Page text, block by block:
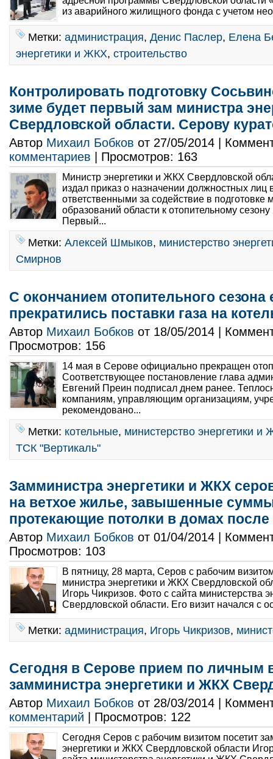
из аварийного жилищного фонда с учетом
Метки: администрация, Денис Паслер, Елена
энергетики и ЖКХ, строительство
Контролировать подготовку
зиме будет первый зам министра
Свердловской области. Серову
Автор Михаил Бобков от 27/05/2014 |
комментариев | Просмотров: 163
Министр энергетики и ЖКХ Свердловской
издал приказ о назначении должностных лиц
ответственными за содействие в подготовке
образований области к отопительному
Первый...
Метки: Алексей Шмыков, министерство
Смирнов
С окончанием отопительного сезона
прекратилиcь поставки газа на
Автор Михаил Бобков от 18/05/2014 |
Просмотров: 156
14 мая в Серове официально прекращен
Соответствующее постановление глава
Евгений Преин подписал днем ранее.
компаниям, управляющим организациям,
рекомендовано...
Метки: котельные, министерство энергетики и
ТСК "Вертикаль"
Замминистра энергетики и ЖКХ
на ветхое жилье, завышенные
протекающие потолки в домах после
Автор Михаил Бобков от 01/04/2014 |
Просмотров: 103
В пятницу, 28 марта, Серов с рабочим
министра энергетики и ЖКХ Свердловской
Игорь Чикризов. Фото с сайта министерства
Свердловской области. Его визит начался с
Метки: администрация, Игорь Чикризов,
Сегодня в Серове прием по личным
замминистра энергетики и ЖКХ
Автор Михаил Бобков от 28/03/2014 |
комментарий | Просмотров: 122
Сегодня Серов с рабочим визитом посетит
энергетики и ЖКХ Свердловской области